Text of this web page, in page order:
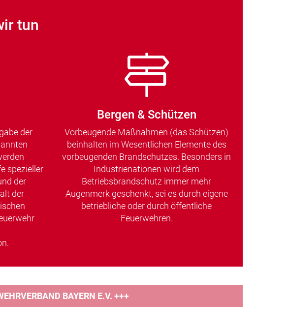
tun
der
spezieller
der
der
Bergen & Schützen
Vorbeugende Maßnahmen (das Schützen)
beinhalten im Wesentlichen Elemente des
vorbeugenden Brandschutzes. Besonders in
Industrienationen wird dem
Betriebsbrandschutz immer mehr
Augenmerk geschenkt, sei es durch eigene
betriebliche oder durch öffentliche
Feuerwehren.
BAYERN E.V. +++